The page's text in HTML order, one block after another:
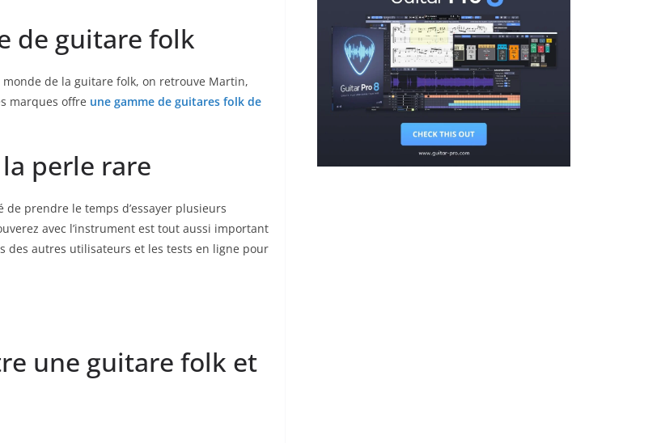
de guitare ⁣folk
de la guitare folk, on retrouve ‍Martin,
marques ‍offre une⁣ gamme de guitares folk ⁣de
perle‍ rare
prendre le temps d’essayer plusieurs
avec l’instrument est tout aussi ⁣important
des autres utilisateurs​ et les tests en ligne pour
une guitare folk et